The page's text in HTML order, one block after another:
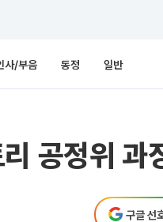
사/부음 동정 일반
리 공정위
구글 선